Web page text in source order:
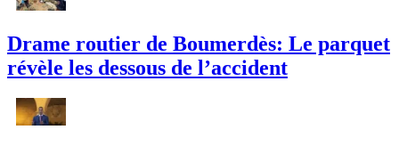
Drame routier de Boumerdès: Le parquet
révèle les dessous de l’accident